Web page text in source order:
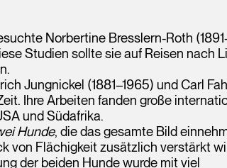
Norbertine Bresslern-Roth
Studien sollte sie auf Reisen nach
Jungnickel (1881–1965) und Carl
Ihre Arbeiten fanden große
und Südafrika.
Hunde, die das gesamte Bild
von Flächigkeit zusätzlich verstärkt
der beiden Hunde wurde mit viel